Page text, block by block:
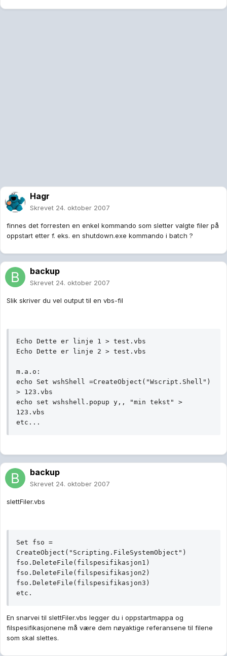
Hagr
Skrevet 24. oktober 2007
finnes det forresten en enkel kommando som sletter valgte filer på
oppstart etter f. eks. en shutdown.exe kommando i batch ?
backup
Skrevet 24. oktober 2007
Slik skriver du vel output til en vbs-fil
Echo Dette er linje 1 > test.vbs
Echo Dette er linje 2 > test.vbs
m.a.o:
echo Set wshShell =CreateObject("Wscript.Shell")
> 123.vbs
echo set wshshell.popup y,, "min tekst" >
123.vbs
etc...
backup
Skrevet 24. oktober 2007
slettFiler.vbs
Set fso =
CreateObject("Scripting.FileSystemObject")
fso.DeleteFile(filspesifikasjon1)
fso.DeleteFile(filspesifikasjon2)
fso.DeleteFile(filspesifikasjon3)
etc.
En snarvei til slettFiler.vbs legger du i oppstartmappa og
filspesifikasjonene må være dem nøyaktige referansene til filene
som skal slettes.